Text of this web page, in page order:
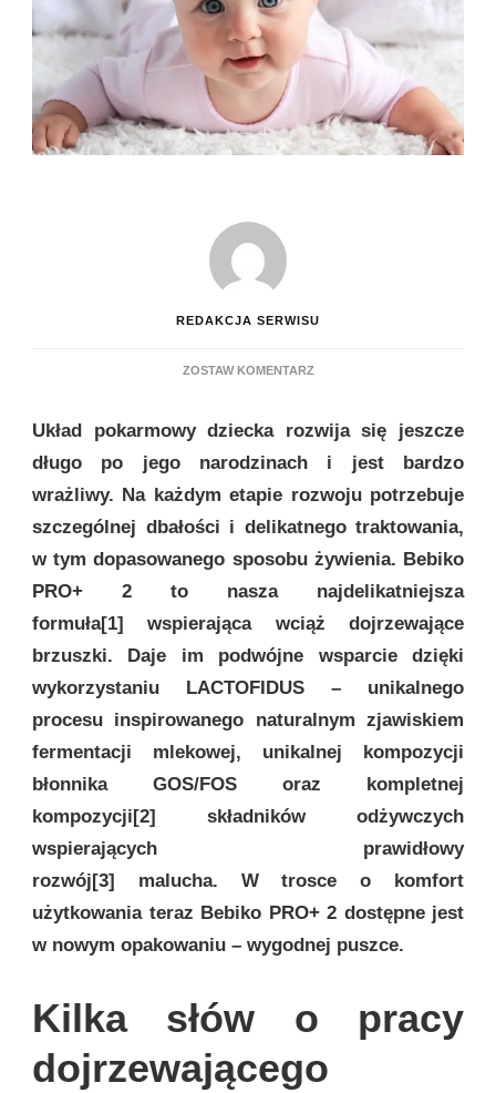
REDAKCJA SERWISU
ZOSTAW KOMENTARZDO
2
NASZA
NAJDELIKATNIEJSZA
DLA
MALUTKICH
Układ pokarmowy dziecka rozwija się jeszcze
długo po jego narodzinach i jest bardzo
wrażliwy. Na każdym etapie rozwoju potrzebuje
szczególnej dbałości i delikatnego traktowania,
w tym dopasowanego sposobu żywienia. Bebiko
PRO+ 2 to nasza najdelikatniejsza
formuła[1] wspierająca wciąż dojrzewające
brzuszki. Daje im podwójne wsparcie dzięki
wykorzystaniu LACTOFIDUS – unikalnego
procesu inspirowanego naturalnym zjawiskiem
fermentacji mlekowej, unikalnej kompozycji
błonnika GOS/FOS oraz kompletnej
kompozycji[2] składników odżywczych
wspierających prawidłowy
rozwój[3] malucha. W trosce o komfort
użytkowania teraz Bebiko PRO+ 2 dostępne jest
w nowym opakowaniu – wygodnej puszce.
Kilka słów o pracy
dojrzewającego